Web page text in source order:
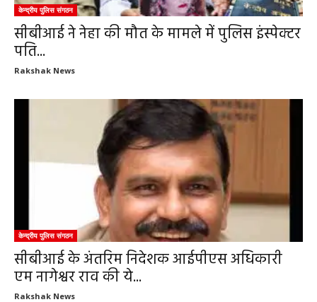
केन्द्रीय पुलिस संगठन
सीबीआई ने नेहा की मौत के मामले में पुलिस इंस्पेक्टर
पति...
Rakshak News
केन्द्रीय पुलिस संगठन
सीबीआई के अंतरिम निदेशक आईपीएस अधिकारी
एम नागेश्वर राव की ये...
Rakshak News